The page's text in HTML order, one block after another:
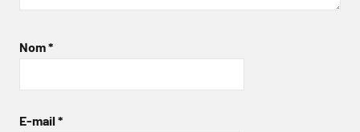
Nom*
E-mail *